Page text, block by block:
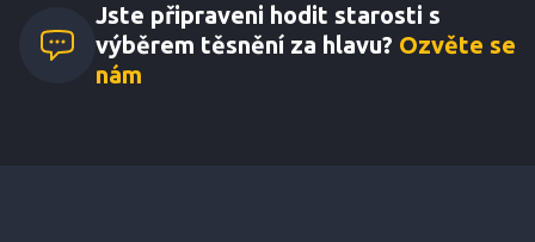
Jste připraveni hodit starosti s
výběrem těsnění za hlavu? Ozvěte se
nám